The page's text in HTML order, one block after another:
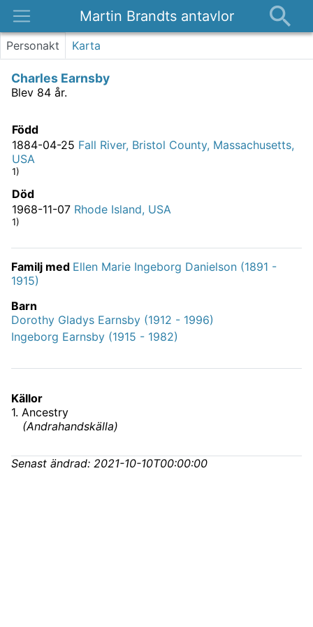
Martin Brandts antavlor
Platser
Om
Personakt Karta
Charles Earnsby
Blev 84 år.
Född
1884-04-25 Fall River, Bristol County, Massachusetts,
USA
1)
Död
1968-11-07 Rhode Island, USA
1)
Familj med Ellen Marie Ingeborg Danielson (1891 -
1915)
Barn
Dorothy Gladys Earnsby (1912 - 1996)
Ingeborg Earnsby (1915 - 1982)
Källor
1. Ancestry
(Andrahandskälla)
Senast ändrad: 2021-10-10T00:00:00